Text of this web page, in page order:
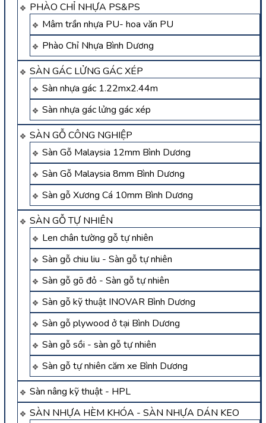
PHÀO CHỈ NHỰA PS&PS
Mâm trần nhựa PU- hoa văn PU
Phào Chỉ Nhựa Bình Dương
SÀN GÁC LỬNG GÁC XÉP
Sàn nhựa gác 1.22mx2.44m
Sàn nhựa gác lửng gác xép
SÀN GỖ CÔNG NGHIỆP
Sàn Gỗ Malaysia 12mm Bình Dương
Sàn Gỗ Malaysia 8mm Bình Dương
Sàn gỗ Xương Cá 10mm Bình Dương
SÀN GỖ TỰ NHIÊN
Len chân tường gỗ tự nhiên
Sàn gỗ chiu liu - Sàn gỗ tự nhiên
Sàn gỗ gõ đỏ - Sàn gỗ tự nhiên
Sàn gỗ kỹ thuật INOVAR Bình Dương
Sàn gỗ plywood ở tại Bình Dương
Sàn gỗ sồi - sàn gỗ tự nhiên
Sàn gỗ tự nhiên căm xe Bình Dương
Sàn nâng kỹ thuật - HPL
SÀN NHỰA HÈM KHÓA - SÀN NHỰA DÁN KEO